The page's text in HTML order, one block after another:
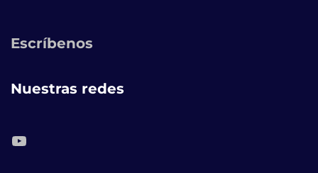
Escríbenos
Nuestras redes
YouTube